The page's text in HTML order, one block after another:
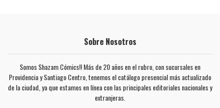
Sobre Nosotros
Somos Shazam Cómics!! Más de 20 años en el rubro, con sucursales en
Providencia y Santiago Centro, tenemos el catálogo presencial más actualizado
de la ciudad, ya que estamos en línea con las principales editoriales nacionales y
extranjeras.